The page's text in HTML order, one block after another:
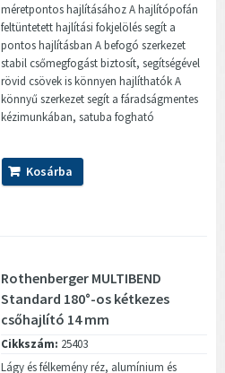
méretpontos hajlításához A hajlítópofán
feltüntetett hajlítási fokjelölés segít a
pontos hajlításban A befogó szerkezet
stabil csőmegfogást biztosít, segítségével
rövid csövek is könnyen hajlíthatók A
könnyű szerkezet segít a fáradságmentes
kézimunkában, satuba fogható
Kosárba
Rothenberger MULTIBEND
Standard 180°-os kétkezes
csőhajlító 14 mm
Cikkszám: 25403
Lágy és félkemény réz, alumínium és